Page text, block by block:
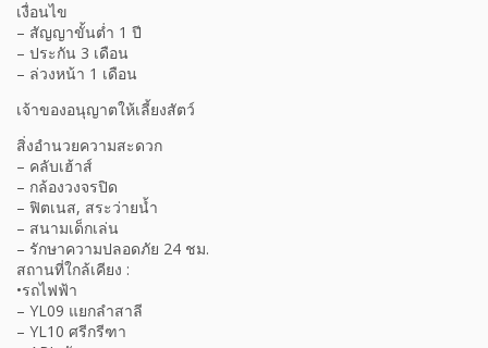
เงื่อนไข
– สัญญาขั้นต่ำ 1 ปี
– ประกัน 3 เดือน
– ล่วงหน้า 1 เดือน
เจ้าของอนุญาตให้เลี้ยงสัตว์
สิ่งอำนวยความสะดวก
– คลับเฮ้าส์
– กล้องวงจรปิด
– ฟิตเนส, สระว่ายน้ำ
– สนามเด็กเล่น
– รักษาความปลอดภัย 24 ชม.
สถานที่ใกล้เคียง :
•รถไฟฟ้า
– YL09 แยกลำสาลี
– YL10 ศรีกรีฑา